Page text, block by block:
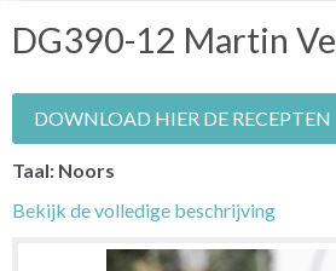
DG390-12 Martin
DOWNLOAD HIER DE RECEPTEN
Taal: Noors
Bekijk de volledige beschrijving